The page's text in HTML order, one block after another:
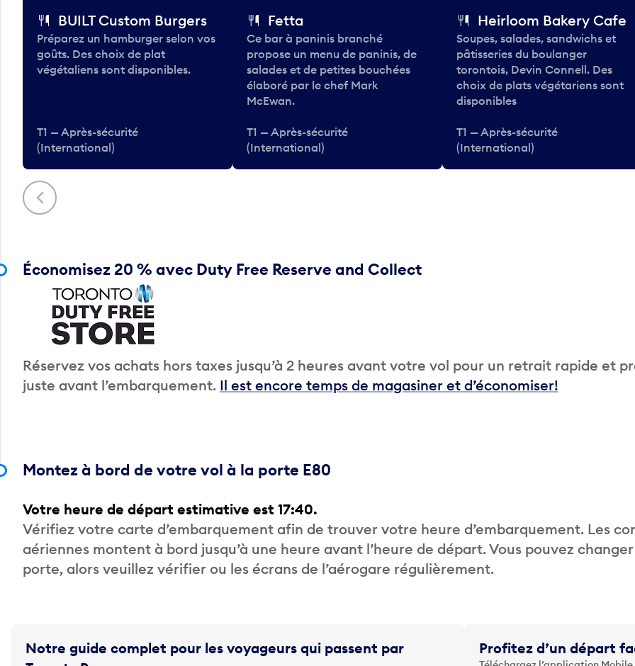
Précédent
BUILT Custom Burgers
Préparez un hamburger selon vos
goûts. Des choix de plat
végétaliens sont disponibles.
T1 — Après-sécurité
(International)
Fetta
Ce bar à paninis branché
propose un menu de paninis, de
salades et de petites bouchées
élaboré par le chef Mark
McEwan.
T1 — Après-sécurité
(International)
Heirloom Bakery Cafe
Soupes, salades, sandwichs et
pâtisseries du boulanger
torontois, Devin Connell. Des
choix de plats végétariens sont
disponibles
T1 — Après-sécurité
(International)
Économisez 20 % avec Duty Free Reserve and Collect
Réservez vos achats hors taxes jusqu’à 2 heures avant votre vol pour un retrait rapide et
juste avant l’embarquement. Il est encore temps de magasiner et d’économiser!
Montez à bord de votre vol à la porte E80
Votre heure de départ estimative est 17:40.
Vérifiez votre carte d’embarquement afin de trouver votre heure d’embarquement. Les
aériennes montent à bord jusqu’à une heure avant l’heure de départ. Vous pouvez
porte, alors veuillez vérifier ou les écrans de l’aérogare régulièrement.
Notre guide complet pour les voyageurs qui passent par
Profitez d’un départ